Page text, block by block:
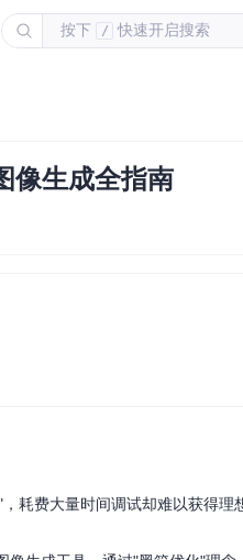
按下 / 快速开启搜索
像生成全指南
耗费大量时间调试却难以获得